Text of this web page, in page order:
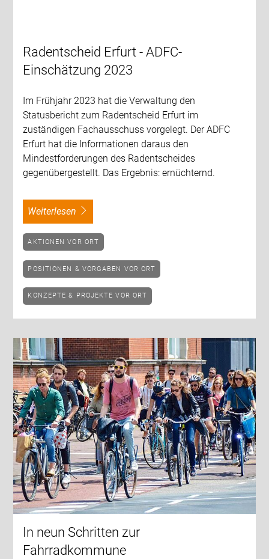
Radentscheid Erfurt - ADFC-
Einschätzung 2023
Im Frühjahr 2023 hat die Verwaltung den
Statusbericht zum Radentscheid Erfurt im
zuständigen Fachausschuss vorgelegt. Der ADFC
Erfurt hat die Informationen daraus den
Mindestforderungen des Radentscheides
gegenübergestellt. Das Ergebnis: ernüchternd.
weiterlesen
AKTIONEN VOR ORT
POSITIONEN & VORGABEN VOR ORT
KONZEPTE & PROJEKTE VOR ORT
In neun Schritten zur
Fahrradkommune